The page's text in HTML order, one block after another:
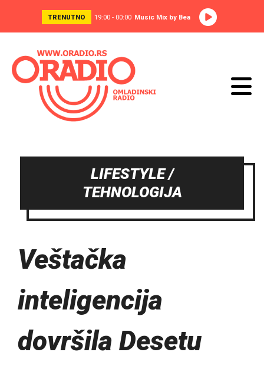
TRENUTNO 19:00 - 00:00 Music Mix by Bea
LIFESTYLE /
TEHNOLOGIJA
Veštačka
inteligencija
dovršila Desetu